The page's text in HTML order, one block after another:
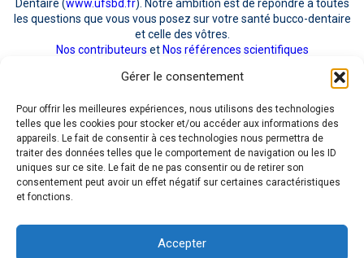
Gérer le consentement
Pour offrir les meilleures expériences, nous utilisons des technologies
telles que les cookies pour stocker et/ou accéder aux informations des
appareils. Le fait de consentir à ces technologies nous permettra de
traiter des données telles que le comportement de navigation ou les ID
uniques sur ce site. Le fait de ne pas consentir ou de retirer son
consentement peut avoir un effet négatif sur certaines caractéristiques
et fonctions.
Accepter
Dentaire (www.ufsbd.fr). Notre ambition est de répondre à toutes
les questions que vous vous posez sur votre santé bucco-dentaire
et celle des vôtres.
Nos contributeurs et Nos références scientifiques
POUR NOUS CONTACTER
J'ai pris connaissance de la Politique RGPDquant au recueil et au traitement de
mes données personnelles et en accepte les modalités. Mon consentement est